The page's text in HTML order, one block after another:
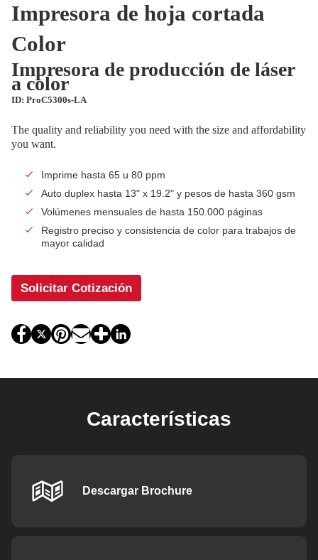
Impresora de hoja cortada
Color
Impresora de producción de láser
a color
ID: ProC5300s-LA
The quality and reliability you need with the size and affordability
you want.
Imprime hasta 65 u 80 ppm
Auto duplex hasta 13" x 19.2" y pesos de hasta 360 gsm
Volúmenes mensuales de hasta 150.000 páginas
Registro preciso y consistencia de color para trabajos de
mayor calidad
Solicitar Cotización
Características
Descargar Brochure